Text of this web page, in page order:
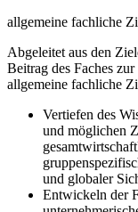
allgemeine fachliche
Abgeleitet aus den
Beitrag des Faches
allgemeine fachliche
Vertiefen des
und möglichen
und globaler
Entwickeln der